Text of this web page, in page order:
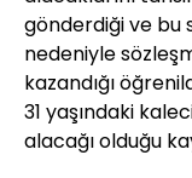
gönderdiği ve bu
nedeniyle
kazandığı
31 yaşındaki
alacağı olduğu